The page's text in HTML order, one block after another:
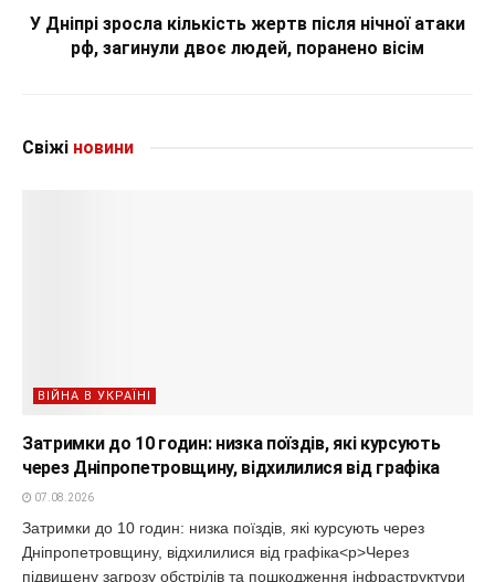
У Дніпрі зросла кількість жертв після нічної атаки
рф, загинули двоє людей, поранено вісім
Свіжі новини
ВІЙНА В УКРАЇНІ
Затримки до 10 годин: низка поїздів, які курсують
через Дніпропетровщину, відхилилися від графіка
07.08.2026
Затримки до 10 годин: низка поїздів, які курсують через
Дніпропетровщину, відхилилися від графіка<p>Через
підвищену загрозу обстрілів та пошкодження інфраструктури